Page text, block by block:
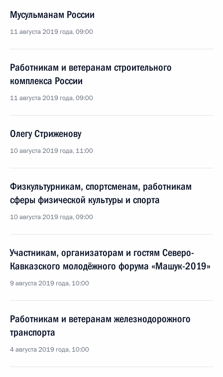
Мусульманам России
11 августа 2019 года, 09:00
Работникам и ветеранам строительного
комплекса России
11 августа 2019 года, 09:00
Олегу Стриженову
10 августа 2019 года, 11:00
Физкультурникам, спортсменам, работникам
сферы физической культуры и спорта
10 августа 2019 года, 09:00
Участникам, организаторам и гостям Северо-
Кавказского молодёжного форума «Машук-2019»
9 августа 2019 года, 10:00
Работникам и ветеранам железнодорожного
транспорта
4 августа 2019 года, 10:00